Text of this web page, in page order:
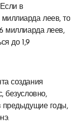
в
леев, то
миллиарда леев,
до 1,9
создания
безусловно,
предыдущие годы,